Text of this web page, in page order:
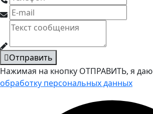
Отправить
Нажимая на кнопку ОТПРАВИТЬ, я даю
обработку персональных данных